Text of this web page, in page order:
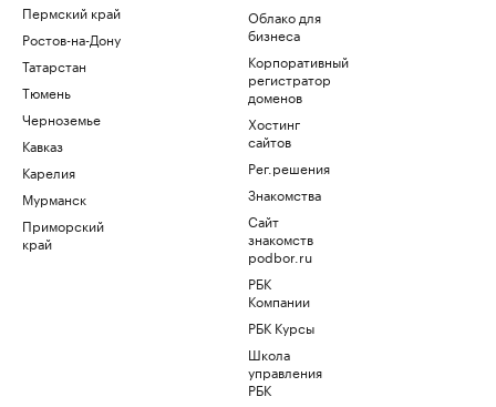
Пермский край
Ростов-на-Дону
Татарстан
Тюмень
Черноземье
Кавказ
Карелия
Мурманск
Приморский
край
Облако для
бизнеса
Корпоративный
регистратор
доменов
Хостинг
сайтов
Рег.решения
Знакомства
Сайт
знакомств
podbor.ru
РБК
Компании
РБК Курсы
Школа
управления
РБК